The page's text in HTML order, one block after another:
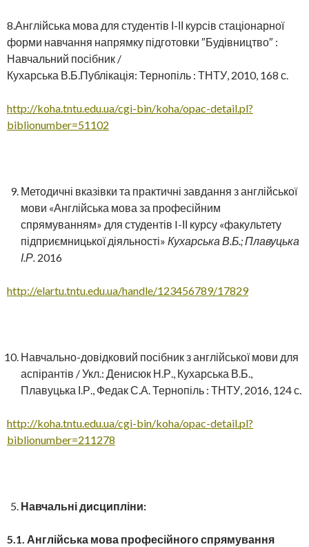
8.Англійська мова для студентів І-ІІ курсів стаціонарної
форми навчання напрямку підготовки ″Будівництво″ :
Навчальний посібник /
Кухарська В.Б.Публікація: Тернопіль : ТНТУ, 2010, 168 с.
http://koha.tntu.edu.ua/cgi-bin/koha/opac-detail.pl?
biblionumber=51102
Методичні вказівки та практичні завдання з англійської
мови «Англійська мова за професійним
спрямуванням» для студентів I-ІІ курсу «факультету
підприємницької діяльності» Кухарська В.Б.; Плавуцька
І.Р. 2016
http://elartu.tntu.edu.ua/handle/123456789/17829
Навчально-довідковий посібник з англійської мови для
аспірантів / Укл.: Денисюк Н.Р., Кухарська В.Б.,
Плавуцька І.Р., Федак С.А. Тернопіль : ТНТУ, 2016, 124 с.
http://koha.tntu.edu.ua/cgi-bin/koha/opac-detail.pl?
biblionumber=211278
Навчальні дисципліни:
5.1. Англійська мова професійного спрямування